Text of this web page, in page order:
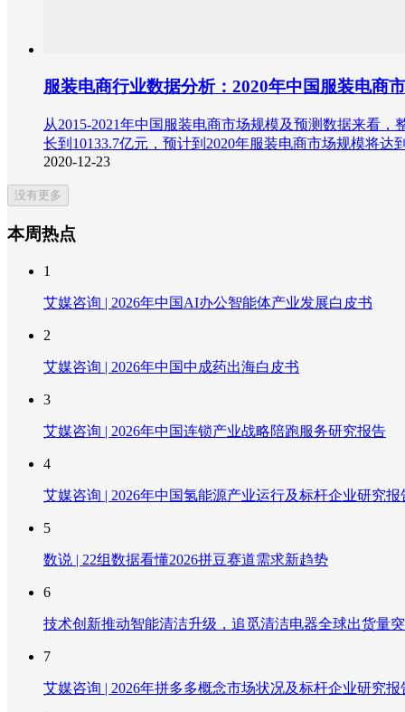
服装电商行业数据分析：2020年中国服装电商
从2015-2021年中国服装电商市场规模及预测数据来看
长到10133.7亿元，预计到2020年服装电商市场规模将达
2020-12-23
没有更多
本周热点
1
艾媒咨询 | 2026年中国AI办公智能体产业发展白皮书
2
艾媒咨询 | 2026年中国中成药出海白皮书
3
艾媒咨询 | 2026年中国连锁产业战略陪跑服务研究报告
4
艾媒咨询 | 2026年中国氢能源产业运行及标杆企业研究报
5
数说 | 22组数据看懂2026拼豆赛道需求新趋势
6
技术创新推动智能清洁升级，追觅清洁电器全球出货量
7
艾媒咨询 | 2026年拼多多概念市场状况及标杆企业研究报